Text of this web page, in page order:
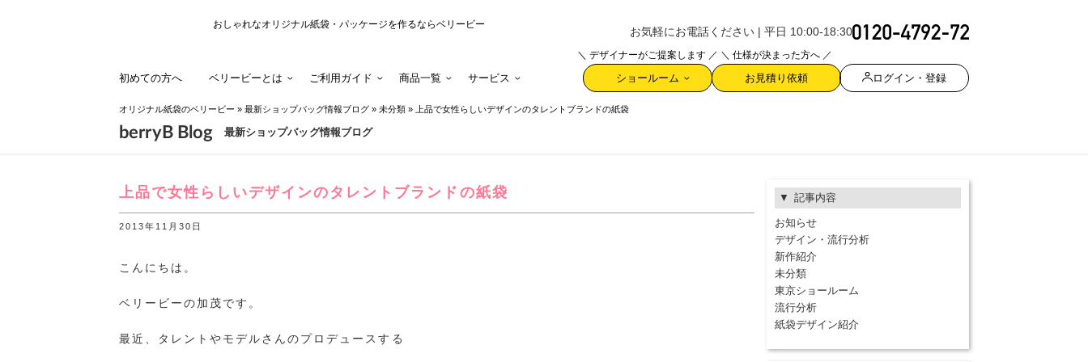
おしゃれなオリジナル紙袋・パッケージを作るならベリービー
お気軽にお電話ください | 平日 10:00-18:30
初めての方へ ベリービーとは ご利用ガイド 商品一覧 サービス
＼ デザイナーがご提案します ／
ショールーム
＼ 仕様が決まった方へ ／
お見積り依頼 ログイン・登録
オリジナル紙袋のベリービー » 最新ショップバッグ情報ブログ » 未分類 » 上品で女性らしいデザインのタレントブランドの紙袋
最新ショップバッグ情報ブログ
berryB Blog
上品で女性らしいデザインのタレントブランドの紙袋
2013年11月30日
こんにちは。
ベリービーの加茂です。
最近、タレントやモデルさんのプロデュースする
記事内容
お知らせ
デザイン・流行分析
新作紹介
未分類
東京ショールーム
流行分析
紙袋デザイン紹介